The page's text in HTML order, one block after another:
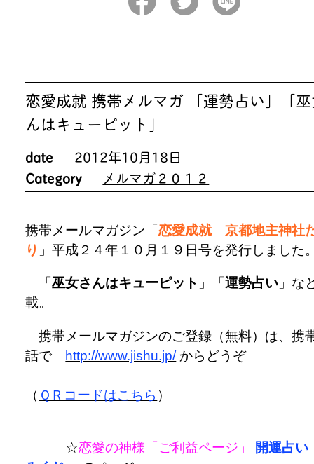
恋愛成就 携帯メルマガ 「運勢占い」「
んはキューピット」
date
2012年10月18日
Category
メルマガ２０１２
携帯メールマガジン「恋愛成就 京都地主神社
り 」平成２４年１０月１９日号を発行しました
「巫女さんはキューピット 」「運勢占い 」な
載。
携帯メールマガジンのご登録（無料）は、携
話で http://www.jishu.jp/からどうぞ
（ ＱＲコードはこちら ）
☆恋愛の神様「ご利益ページ」
開運占い